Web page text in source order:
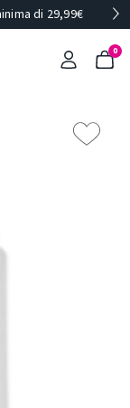
di 29,99€
0